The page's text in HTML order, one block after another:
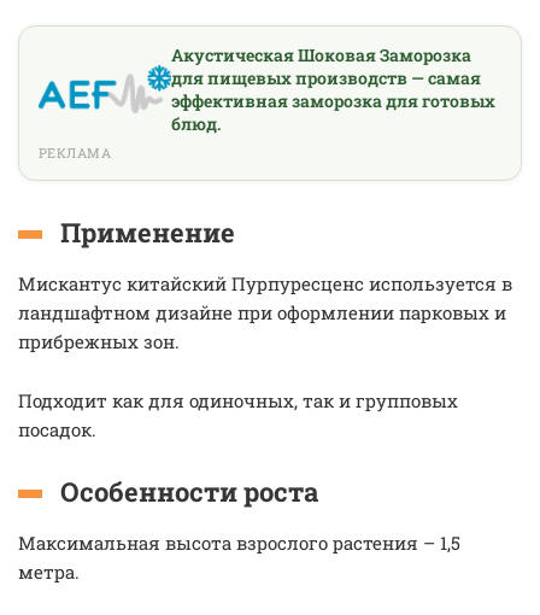
Акустическая Шоковая Заморозка
для пищевых производств — самая
эффективная заморозка для готовых
блюд.
РЕКЛАМА
Применение
Мискантус китайский Пурпуресценс используется в
ландшафтном дизайне при оформлении парковых и
прибрежных зон.
Подходит как для одиночных, так и групповых
посадок.
Особенности роста
Максимальная высота взрослого растения – 1,5
метра.